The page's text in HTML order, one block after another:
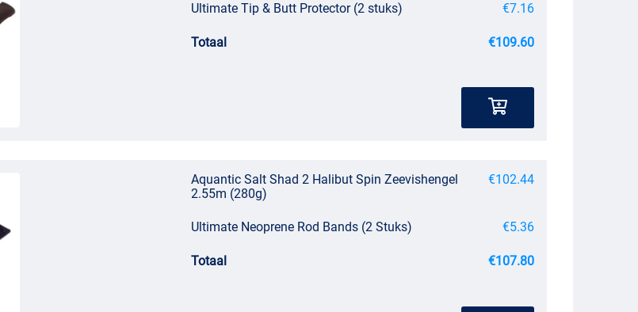
Ultimate Tip & Butt Protector (2 stuks) €7.16
Totaal €109.60
Aquantic Salt Shad 2 Halibut Spin Zeevishengel
2.55m (280g)
€102.44
Ultimate Neoprene Rod Bands (2 Stuks) €5.36
Totaal €107.80